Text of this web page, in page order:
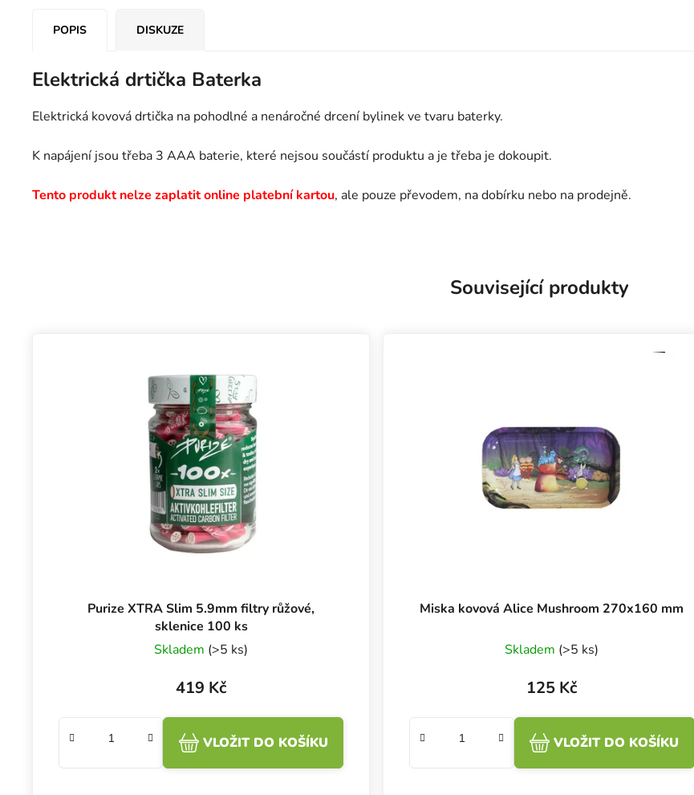
POPIS DISKUZE
Elektrická drtička Baterka
Elektrická kovová drtička na pohodlné a nenáročné drcení bylinek ve tvaru baterky.
K napájení jsou třeba 3 AAA baterie, které nejsou součástí produktu a je třeba je dokoupit.
Tento produkt nelze zaplatit online platební kartou, ale pouze převodem, na dobírku nebo na prodejně.
Související produkty
Purize XTRA Slim 5.9mm filtry růžové,
sklenice 100 ks
Skladem (>5 ks)
419 Kč
VLOŽIT DO KOŠÍKU
Miska kovová Alice Mushroom 270x160 mm
Skladem (>5 ks)
125 Kč
VLOŽIT DO KOŠÍKU